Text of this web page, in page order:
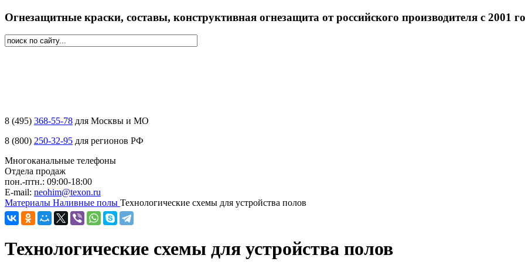
Огнезащитные краски, составы, конструктивная огнезащита от российского производителя с 2001
8 (495) 368-55-78 для Москвы и МО
8 (800) 250-32-95 для регионов РФ
Многоканальные телефоны
Отдела продаж
пон.-птн.: 09:00-18:00
E-mail: neohim@texon.ru
Материалы Наливные полы Технологические схемы для устройства полов
Технологические схемы для устройства полов